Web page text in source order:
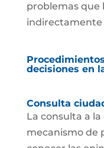
problemas que
indirectamente
decisiones en
Consulta
La consulta a
mecanismo de